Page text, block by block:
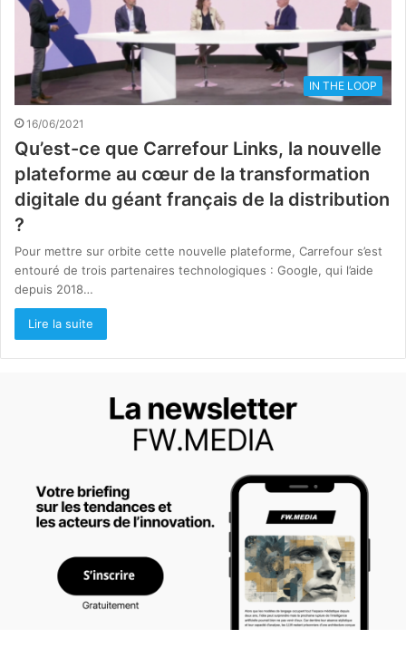
IN THE LOOP
16/06/2021
Qu’est-ce que Carrefour Links, la nouvelle
plateforme au cœur de la transformation
digitale du géant français de la distribution
?
Pour mettre sur orbite cette nouvelle plateforme, Carrefour s’est
entouré de trois partenaires technologiques : Google, qui l’aide
depuis 2018…
Lire la suite